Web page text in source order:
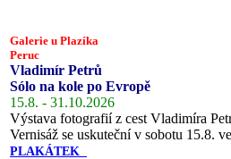
Galerie u Plazíka
Peruc
Vladimír Petrů
Sólo na kole po Evropě
15.8. - 31.10.2026
Výstava fotografií z cest Vladimíra
Vernisáž se uskuteční v sobotu 15.8.
PLAKÁTEK